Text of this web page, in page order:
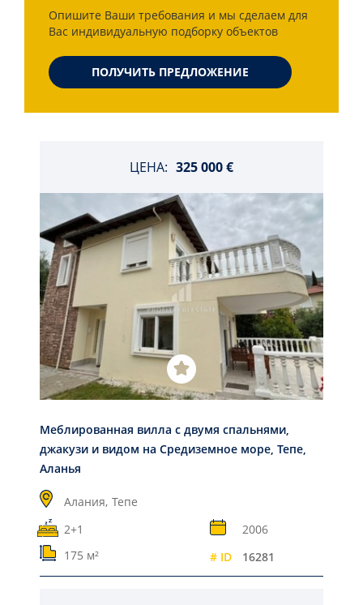
Опишите Ваши требования и мы сделаем для
Вас индивидуальную подборку объектов
ПОЛУЧИТЬ ПРЕДЛОЖЕНИЕ
ЦЕНА: 325 000 €
Меблированная вилла с двумя спальнями,
джакузи и видом на Средиземное море, Тепе,
Аланья
Алания, Тепе
2+1
2006
175 м²
# ID 16281